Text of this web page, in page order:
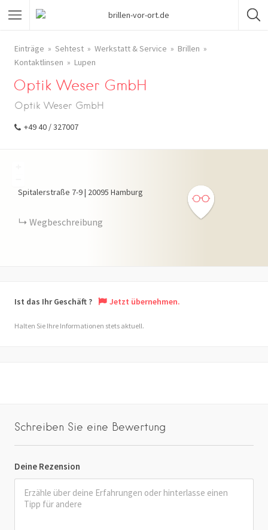
Einträge Sehtest Werkstatt & Service
Brillen
Kontaktlinsen
Lupen
Optik Weser GmbH
Optik Weser GmbH
+49 40 / 327007
Spitalerstraße 7-9| 20095 Hamburg
Wegbeschreibung
Ist das Ihr Geschäft ? Jetzt übernehmen.
Halten Sie Ihre Informationen stets aktuell.
Schreiben Sie eine Bewertung
Deine Rezension